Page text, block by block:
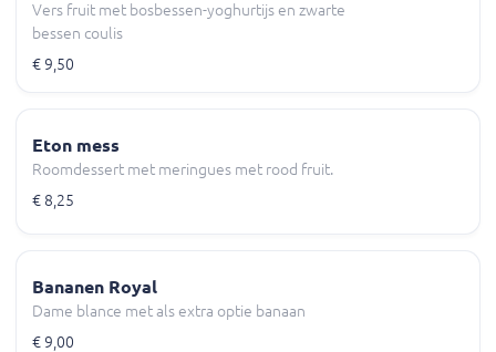
Vers fruit met bosbessen-yoghurtijs en zwarte
bessen coulis
€ 9,50
Eton mess
Roomdessert met meringues met rood fruit.
€ 8,25
Bananen Royal
Dame blance met als extra optie banaan
€ 9,00